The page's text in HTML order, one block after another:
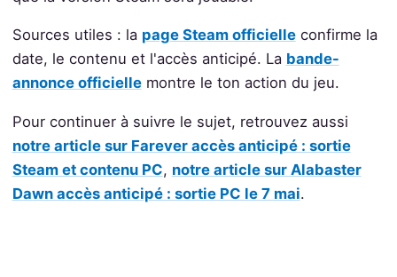
Sources utiles : la page Steam officielleconfirme la
date, le contenu et l'accès anticipé. La bande-
annonce officiellemontre le ton action du jeu.
Pour continuer à suivre le sujet, retrouvez aussi
notre article sur Farever accès anticipé : sortie
Steam et contenu PC, notre article sur Alabaster
Dawn accès anticipé : sortie PC le 7 mai.